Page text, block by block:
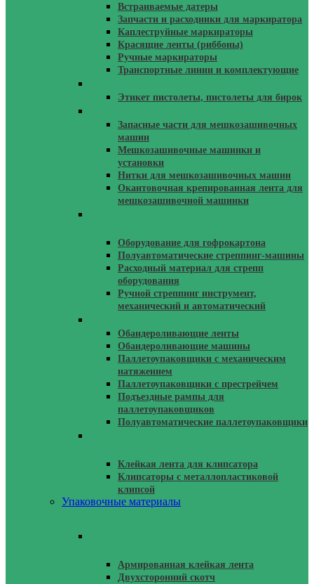
Встраиваемые датеры
Запчасти и расходники для маркиратора
Каплеструйные маркираторы
Красящие ленты (риббоны)
Ручные маркираторы
Транспортные линии и комплектующие
Этикет пистолеты, пистолеты для бирок
Запасные части для мешкозашивочных
машин
Мешкозашивочные машинки и
установки
Нитки для мешкозашивочных машин
Окантовочная крепированная лента для
мешкозашивочной машинки
Оборудование для гофрокартона
Полуавтоматические стреппинг-машины
Расходный материал для стрепп
оборудования
Ручной стреппинг инструмент,
механический и автоматический
Обандероливающие ленты
Обандероливающие машины
Паллетоупаковщики с механическим
натяжением
Паллетоупаковщики с престрейчем
Подъездные рампы для
паллетоупаковщиков
Полуавтоматические паллетоупаковщики
Клейкая лента для клипсатора
Клипсаторы с металлопластиковой
клипсой
Упаковочные материалы
Армированная клейкая лента
Двухсторонний скотч